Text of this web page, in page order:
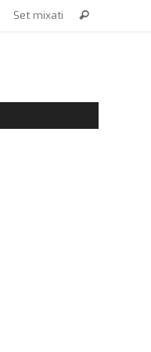
Set mixati